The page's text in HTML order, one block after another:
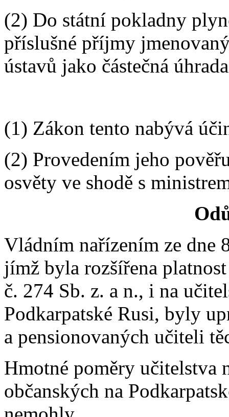
(2) Do státní pokladny
příslušné příjmy
ústavů jako částečná
(1) Zákon tento nabývá
(2) Provedením jeho
osvěty ve shodě s
Vládním nařízením ze dne
jímž byla rozšířena
č. 274 Sb. z. a n., i na
Podkarpatské Rusi, byly
a pensionovaných učiteli
Hmotné poměry učitelstva
občanských na